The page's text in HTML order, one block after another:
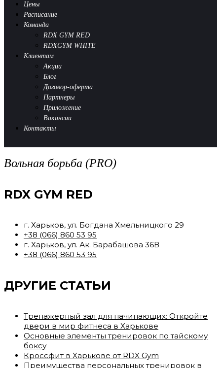
Цены
Расписание
Команда
RDX GYM RED
RDXGYM WHITE
Клиентам
Акции
Блог
Договор-оферта
Партнеры
Приложение
Вакансии
Контакты
Вольная борьба (PRO)
RDX GYM RED
г. Харьков, ул. Богдана Хмельницкого 29
+38 (066) 860 53 95
г. Харьков, ул. Ак. Барабашова 36В
+38 (066) 860 53 95
ДРУГИЕ СТАТЬИ
Тренажерный зал для начинающих: Откройте
двери в мир фитнеса в Харькове
Основные элементы тренировок по тайскому
боксу
Кроссфит в Харькове от RDX Gym
Преимущества персональных тренировок в